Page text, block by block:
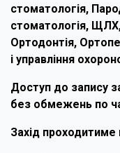
стоматологія,
стоматологія,
Ортодонтія,
і управління
Доступ до запису
без обмежень по
Захід проходитиме